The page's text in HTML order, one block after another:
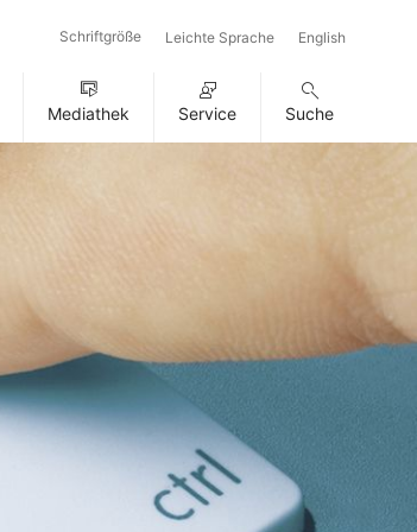
Schriftgröße Leichte Sprache English
Mediathek Service Suche